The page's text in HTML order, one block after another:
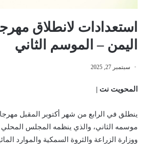
استعدادات لانطلاق
اليمن – الموسم الثاني
سبتمبر 27, 2025
المحويت نت |
ينطلق في الرابع من شهر أكتوبر المقبل
موسمه الثاني، والذي ينظمه المجلس المحلي
ووزارة الزراعة والثروة السمكية والموارد